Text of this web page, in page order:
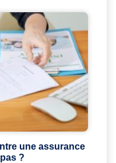
une assurance
?